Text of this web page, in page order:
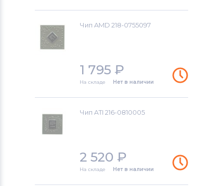
Чип AMD 218-0755097
1 795 ₽
На складе Нет в наличии
Чип ATI 216-0810005
2 520 ₽
На складе Нет в наличии